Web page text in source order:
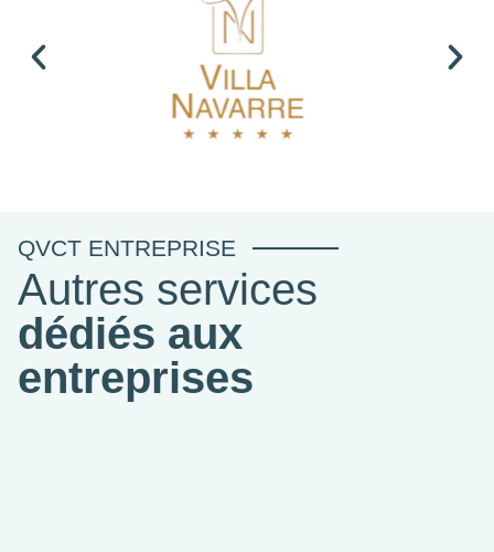
QVCT ENTREPRISE
Autres services
dédiés aux
entreprises